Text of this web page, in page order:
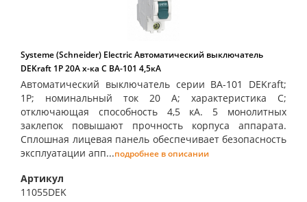
Systeme (Schneider) Electric Автоматический выключатель
DEKraft 1Р 20А х-ка C ВА-101 4,5кА
Автоматический выключатель серии ВА-101 DEKraft;
1P; номинальный ток 20 А; характеристика С;
отключающая способность 4,5 кА. 5 монолитных
заклепок повышают прочность корпуса аппарата.
Сплошная лицевая панель обеспечивает безопасность
эксплуатации апп...подробнее в описании
Артикул
11055DEK